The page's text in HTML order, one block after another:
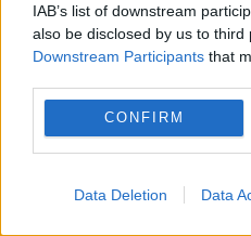
IAB’s list of downstream
also be disclosed by us to third
Downstream Participants that
CONFIRM
Data Deletion Data
Insolvenţa în